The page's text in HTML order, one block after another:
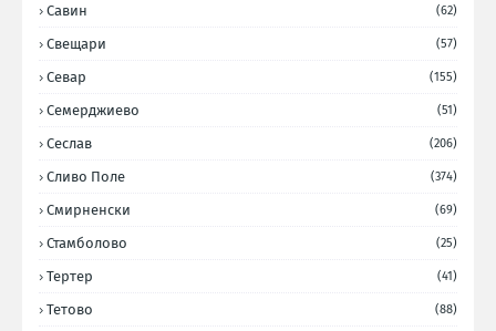
Савин (62)
Свещари (57)
Севар (155)
Семерджиево (51)
Сеслав (206)
Сливо Поле (374)
Смирненски (69)
Стамболово (25)
Тертер (41)
Тетово (88)